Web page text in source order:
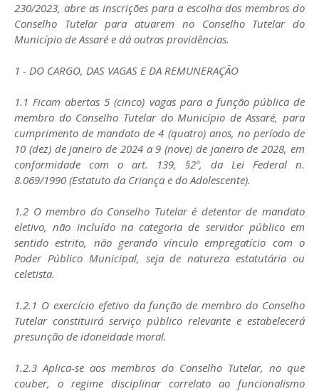
230/2023, abre as inscrições para a escolha dos membros do
Conselho Tutelar para atuarem no Conselho Tutelar do
Município de Assaré e dá outras providências.
1 - DO CARGO, DAS VAGAS E DA REMUNERAÇÃO
1.1 Ficam abertas 5 (cinco) vagas para a função pública de
membro do Conselho Tutelar do Município de Assaré, para
cumprimento de mandato de 4 (quatro) anos, no período de
10 (dez) de janeiro de 2024 a 9 (nove) de janeiro de 2028, em
conformidade com o art. 139, §2º, da Lei Federal n.
8.069/1990 (Estatuto da Criança e do Adolescente).
1.2 O membro do Conselho Tutelar é detentor de mandato
eletivo, não incluído na categoria de servidor público em
sentido estrito, não gerando vínculo empregatício com o
Poder Público Municipal, seja de natureza estatutária ou
celetista.
1.2.1 O exercício efetivo da função de membro do Conselho
Tutelar constituirá serviço público relevante e estabelecerá
presunção de idoneidade moral.
1.2.3 Aplica-se aos membros do Conselho Tutelar, no que
couber, o regime disciplinar correlato ao funcionalismo